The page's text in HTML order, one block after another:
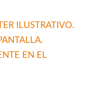
ILUSTRATIVO.
EN EL